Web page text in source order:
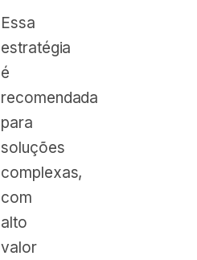
Essa
estratégia
é
recomendada
para
soluções
complexas,
com
alto
valor